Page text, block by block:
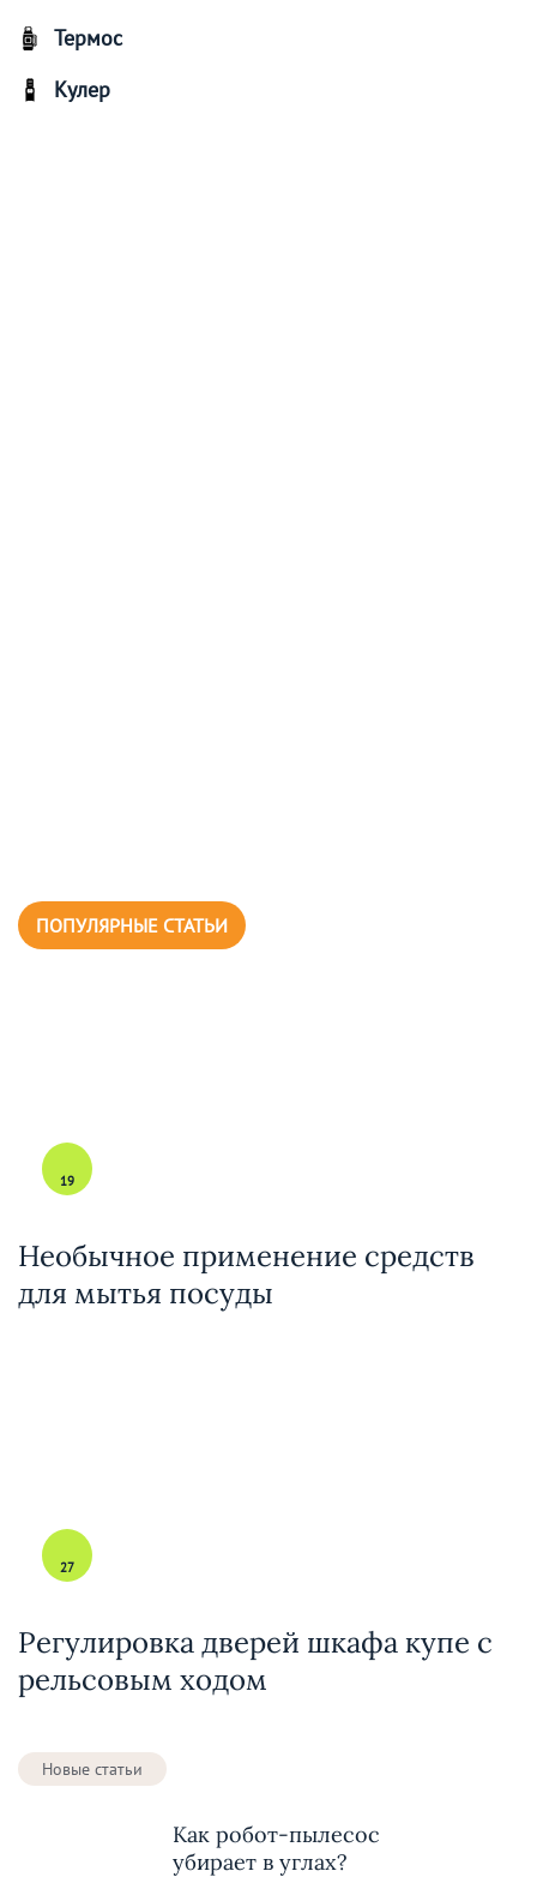
Термос
Кулер
ПОПУЛЯРНЫЕ СТАТЬИ
19
Необычное применение средств
для мытья посуды
27
Регулировка дверей шкафа купе с
рельсовым ходом
Новые статьи
Как робот-пылесос
убирает в углах?